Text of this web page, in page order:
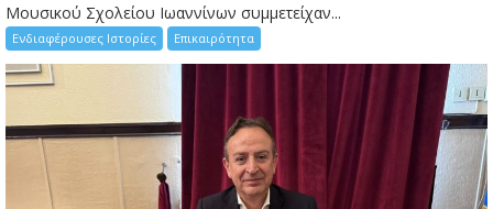
Μουσικού Σχολείου Ιωαννίνων συμμετείχαν...
Ενδιαφέρουσες Ιστορίες Επικαιρότητα